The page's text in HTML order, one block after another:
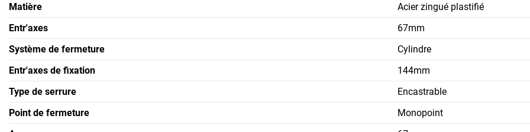
Matière
Acier zingué plastifié
Entr'axes
67mm
Système de fermeture
Cylindre
Entr'axes de fixation
144mm
Type de serrure
Encastrable
Point de fermeture
Monopoint